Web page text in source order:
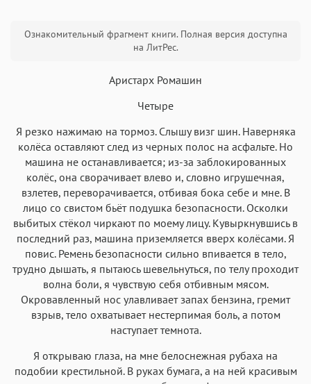
Текст Текст Текст Текст
Аа
Roboto
Аа
Garamond
Аа
Fira Sans
Аа
Times
Аа
Iowan
Аа
San Francisco Аа
SF Serif Аа
New York
Аа
Helvetica Neue
Аа
Arial Аа
Georgia
Аа
Times New Roman
Аа
Courier
Аа
Courier New
Аа
Menlo
Аа
SF Mono
Ознакомительный фрагмент книги. Полная версия доступна
на ЛитРес.
Аристарх Ромашин
Четыре
Я резко нажимаю на тормоз. Слышу визг шин. Наверняка
колёса оставляют след из черных полос на асфальте. Но
машина не останавливается; из-за заблокированных
колёс, она сворачивает влево и, словно игрушечная,
взлетев, переворачивается, отбивая бока себе и мне. В
лицо со свистом бьёт подушка безопасности. Осколки
выбитых стёкол чиркают по моему лицу. Кувыркнувшись в
последний раз, машина приземляется вверх колёсами. Я
повис. Ремень безопасности сильно впивается в тело,
трудно дышать, я пытаюсь шевельнуться, по телу проходит
волна боли, я чувствую себя отбивным мясом.
Окровавленный нос улавливает запах бензина, гремит
взрыв, тело охватывает нестерпимая боль, а потом
наступает темнота.
Я открываю глаза, на мне белоснежная рубаха на
подобии крестильной. В руках бумага, а на ней красивым